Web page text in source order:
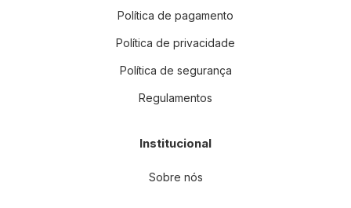
Política de pagamento
Política de privacidade
Política de segurança
Regulamentos
Institucional
Sobre nós